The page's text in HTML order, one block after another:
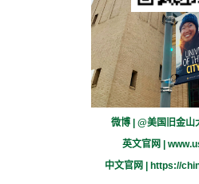
微博 | @美国旧金山
英文官网 |
中文官网 | https://